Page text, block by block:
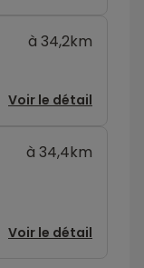
à 34,2km
Voir le détail
à 34,4km
Voir le détail